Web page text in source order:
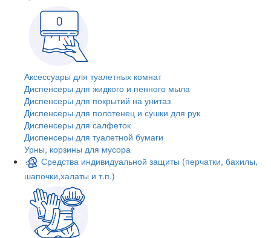
Аксессуары для туалетных комнат
Диспенсеры для жидкого и пенного мыла
Диспенсеры для покрытий на унитаз
Диспенсеры для полотенец и сушки для рук
Диспенсеры для салфеток
Диспенсеры для туалетной бумаги
Урны, корзины для мусора
Средства индивидуальной защиты (перчатки, бахилы,
шапочки,халаты и т.п.)